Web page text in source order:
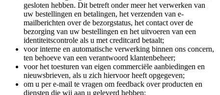
gesloten hebben. Dit betreft onder meer het verwerken van
uw bestellingen en betalingen, het verzenden van e-
mailberichten over de bezorgstatus, het contact over de
bezorging van uw bestellingen en het uitvoeren van een
identiteitscontrole als u met creditcard betaalt;
voor interne en automatische verwerking binnen ons concern,
ten behoeve van een verantwoord klantenbeheer;
voor het toesturen van eigen commerciële aanbiedingen en
nieuwsbrieven, als u zich hiervoor heeft opgegeven;
om u per e-mail te vragen om feedback over producten en
diensten die wij aan u geleverd hebben;